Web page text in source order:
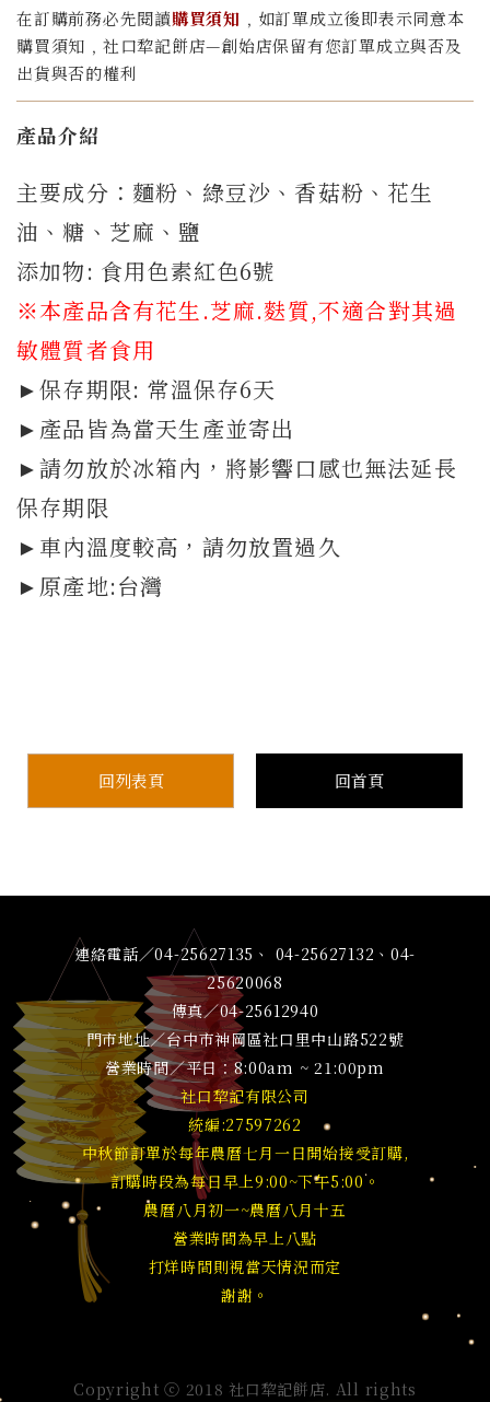
在訂購前務必先閱讀購買須知 ﹐如訂單成立後即表示同意本
購買須知﹐社口犂記餅店—創始店保留有您訂單成立與否及
出貨與否的權利
產品介紹
主要成分：麵粉、綠豆沙 、香菇粉 、 花生
油、糖、芝麻、鹽
添加物: 食用色素紅色6號
※本產品含有花生.芝麻.麩質,不適合對其過
敏體質者食用
►保存期限: 常溫保存6天
►產品皆為當天生產並寄出
►請勿放於冰箱內，將影響口感也無法延長
保存期限
►車內溫度較高，請勿放置過久
►原產地:台灣
回列表頁 回首頁
連絡電話／04-25627135、 04-25627132、04-
25620068
傳真／04-25612940
門市地址／台中市神岡區社口里中山路522號
營業時間／平日：8:00am ~ 21:00pm
社口犂記有限公司
統編:27597262
中秋節訂單於每年農曆七月一日開始接受訂購,
訂購時段為每日早上9:00~下午5:00。
農曆八月初一~農曆八月十五
營業時間為早上八點
打烊時間則視當天情況而定
謝謝。
Copyright ⓒ 2018 社口犂記餅店. All rights